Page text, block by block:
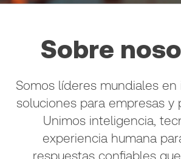
Sobre
Somos líderes mundiales
soluciones para empresas y
Unimos inteligencia,
experiencia humana
respuestas confiables